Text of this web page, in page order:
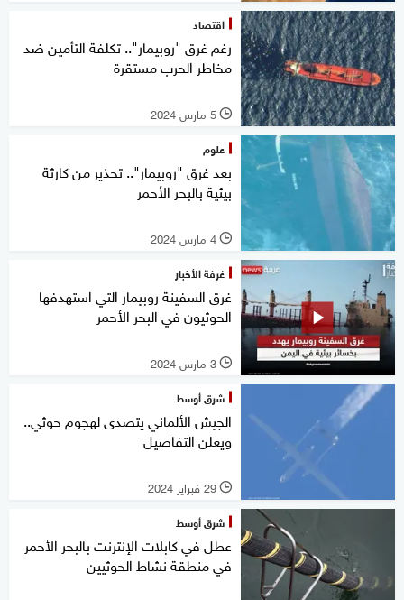
اقتصاد
رغم غرق "روبيمار".. تكلفة التأمين ضد
مخاطر الحرب مستقرة
l 5 مارس 2024
علوم
بعد غرق "روبيمار".. تحذير من كارثة
بيئية بالبحر الأحمر
l 4 مارس 2024
غرفة الأخبار
غرق السفينة روبيمار التي استهدفها
الحوثيون في البحر الأحمر
l 3 مارس 2024
شرق أوسط
الجيش الألماني يتصدى لهجوم حوثي..
ويعلن التفاصيل
l 29 فبراير 2024
شرق أوسط
عطل في كابلات الإنترنت بالبحر الأحمر
في منطقة نشاط الحوثيين